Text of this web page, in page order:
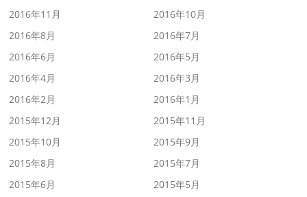
2016年11月
2016年10月
2016年8月
2016年7月
2016年6月
2016年5月
2016年4月
2016年3月
2016年2月
2016年1月
2015年12月
2015年11月
2015年10月
2015年9月
2015年8月
2015年7月
2015年6月
2015年5月